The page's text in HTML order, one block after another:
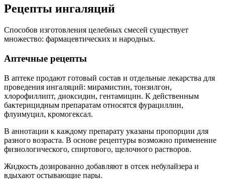
Рецепты ингаляций
Способов изготовления целебных смесей существует
множество: фармацевтических и народных.
Аптечные рецепты
В аптеке продают готовый состав и отдельные лекарства для
проведения ингаляций: мирамистин, тонзилгон,
хлорофиллипт, диоксидин, гентамицин. К действенным
бактерицидным препаратам относятся фурациллин,
флуимуцил, кромогексал.
В аннотации к каждому препарату указаны пропорции для
разного возраста. В основе рецептуры возможно применение
физиологического, спиртового, щелочного растворов.
Жидкость дозированно добавляют в отсек небулайзера и
вдыхают остывающие пары.